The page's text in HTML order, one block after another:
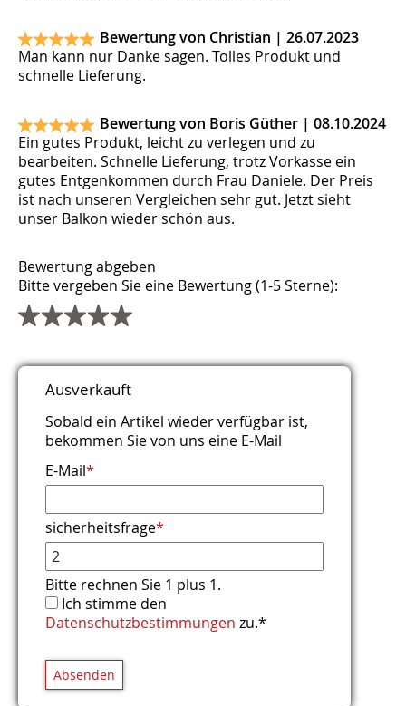
Bewertung von Christian | 26.07.2023
Man kann nur Danke sagen. Tolles Produkt und
schnelle Lieferung.
Bewertung von Boris Güther | 08.10.2024
Ein gutes Produkt, leicht zu verlegen und zu
bearbeiten. Schnelle Lieferung, trotz Vorkasse ein
gutes Entgenkommen durch Frau Daniele. Der Preis
ist nach unseren Vergleichen sehr gut. Jetzt sieht
unser Balkon wieder schön aus.
Bewertung abgeben
Bitte vergeben Sie eine Bewertung (1-5 Sterne):
Ausverkauft
Sobald ein Artikel wieder verfügbar ist,
bekommen Sie von uns eine E-Mail
E-Mail*
sicherheitsfrage*
Bitte rechnen Sie 1 plus 1.
Ich stimme den
Datenschutzbestimmungen zu.*
Absenden